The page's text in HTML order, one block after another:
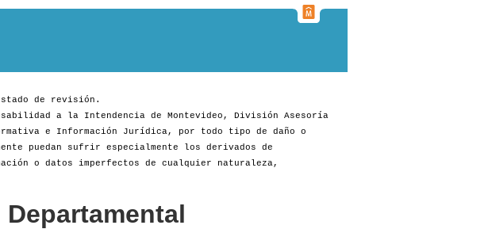
de revisión.
a la Intendencia de Montevideo, División Asesoría
e Información Jurídica, por todo tipo de daño o
puedan sufrir especialmente los derivados de
o datos imperfectos de cualquier naturaleza,